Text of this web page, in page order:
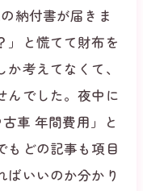
納付書が届きま
」と慌てて財布を
考えてなくて、
んでした。夜中に
車 年間費用」と
もどの記事も項目
ばいいのか分かり